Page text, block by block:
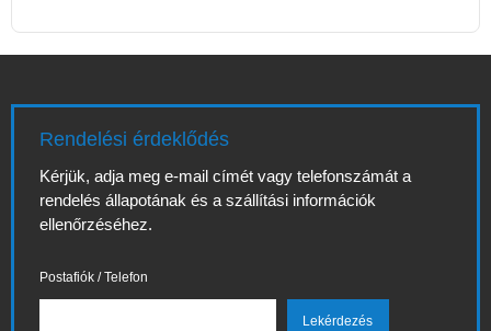
Rendelési érdeklődés
Kérjük, adja meg e-mail címét vagy telefonszámát a
rendelés állapotának és a szállítási információk
ellenőrzéséhez.
Postafiók / Telefon